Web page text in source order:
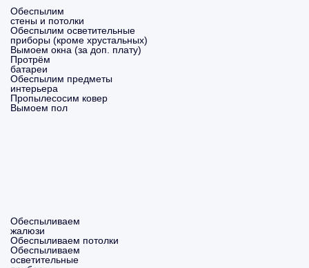
Обеспылим
стены и потолки
Обеспылим осветительные
приборы (кроме хрустальных)
Вымоем окна (за доп. плату)
Протрём
батареи
Обеспылим предметы
интерьера
Пропылесосим ковер
Вымоем пол
Обеспыливаем
жалюзи
Обеспыливаем потолки
Обеспыливаем
осветительные